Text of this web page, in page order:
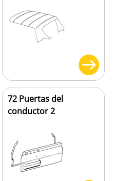
72 Puertas del
conductor 2